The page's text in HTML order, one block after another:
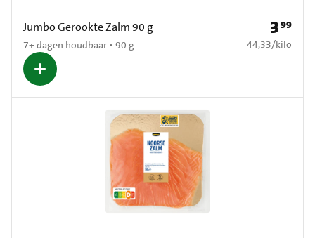
Jumbo Gerookte Zalm 90 g
7+ dagen houdbaar • 90 g
Prijs: €
399
€ 44,33 per kilo
44,33/kilo